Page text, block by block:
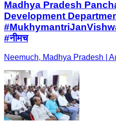
Madhya Pradesh
Development
#नीमच
Neemuch, Madhya Pradesh |